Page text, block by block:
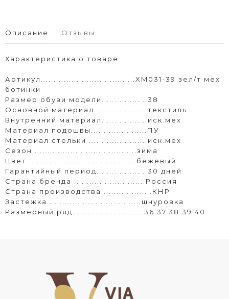
Описание Отзывы
Характеристика о товаре
Артикул.....................................XM031-39 зел/т мех
ботинки
Размер обуви модели..................38
Основной материал.....................текстиль
Внутренний материал..................иск.мех
Материал подошвы......................ПУ
Материал стельки .......................иск.мех
Сезон ........................................зима
Цвет..................................
.........бежевый
Гарантийный период....................30 дней
Страна бренда ............................Россия
Страна производства....................КНР
Застежка.....................................шнуровка
Размерный ряд............................36.37.38.39.40